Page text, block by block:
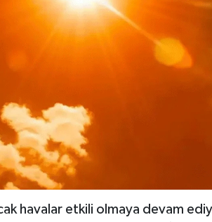
havalar etkili olmaya devam